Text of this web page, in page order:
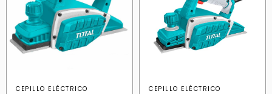
CEPILLO ELÉCTRICO CEPILLO ELÉCTRICO